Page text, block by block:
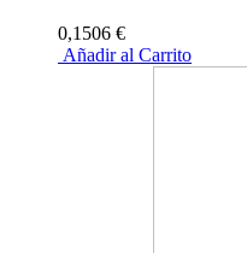
0,1506 €
Añadir al Carrito